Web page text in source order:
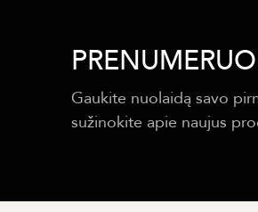
Gaukite nuolaidą savo
sužinokite apie naujus